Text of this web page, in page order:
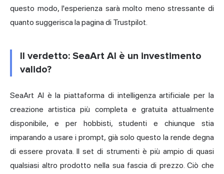
questo modo, l'esperienza sarà molto meno stressante di
quanto suggerisca la pagina di Trustpilot.
Il verdetto: SeaArt AI è un investimento
valido?
SeaArt AI è la piattaforma di intelligenza artificialeper la
creazione artistica più completa e gratuita attualmente
disponibile, e per hobbisti, studenti e chiunque stia
imparando a usare i prompt, già solo questo la rende degna
di essere provata. Il set di strumenti è più ampio di quasi
qualsiasi altro prodotto nella sua fascia di prezzo. Ciò che